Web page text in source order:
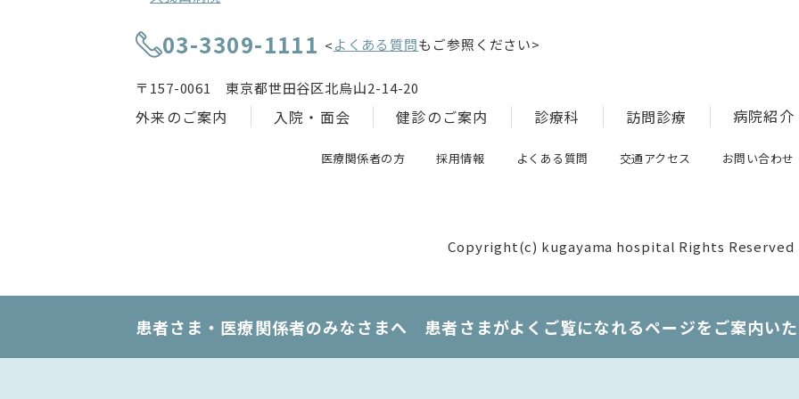
03-3309-1111 <よくある質問もご参照ください>
〒157-0061 東京都世田谷区北烏山2-14-20
外来のご案内 入院・面会 健診のご案内 診療科 訪問診療 病院紹介
医療関係者の方 採用情報 よくある質問 交通アクセス お問い合わせ
Copyright(c) kugayama hospital Rights Reserved
患者さま・医療関係者のみなさまへ 患者さまがよくご覧になれるページをご案内い